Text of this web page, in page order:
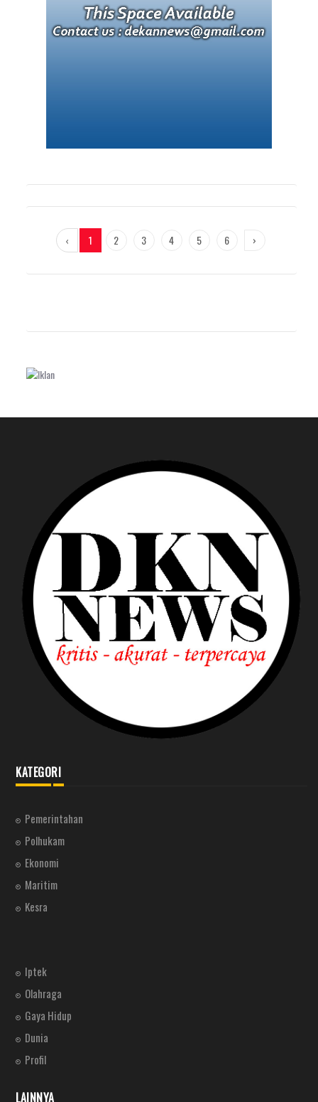
‹ 1 2 3 4 5 6 ›
KATEGORI
Pemerintahan
Polhukam
Ekonomi
Maritim
Kesra
Iptek
Olahraga
Gaya Hidup
Dunia
Profil
LAINNYA